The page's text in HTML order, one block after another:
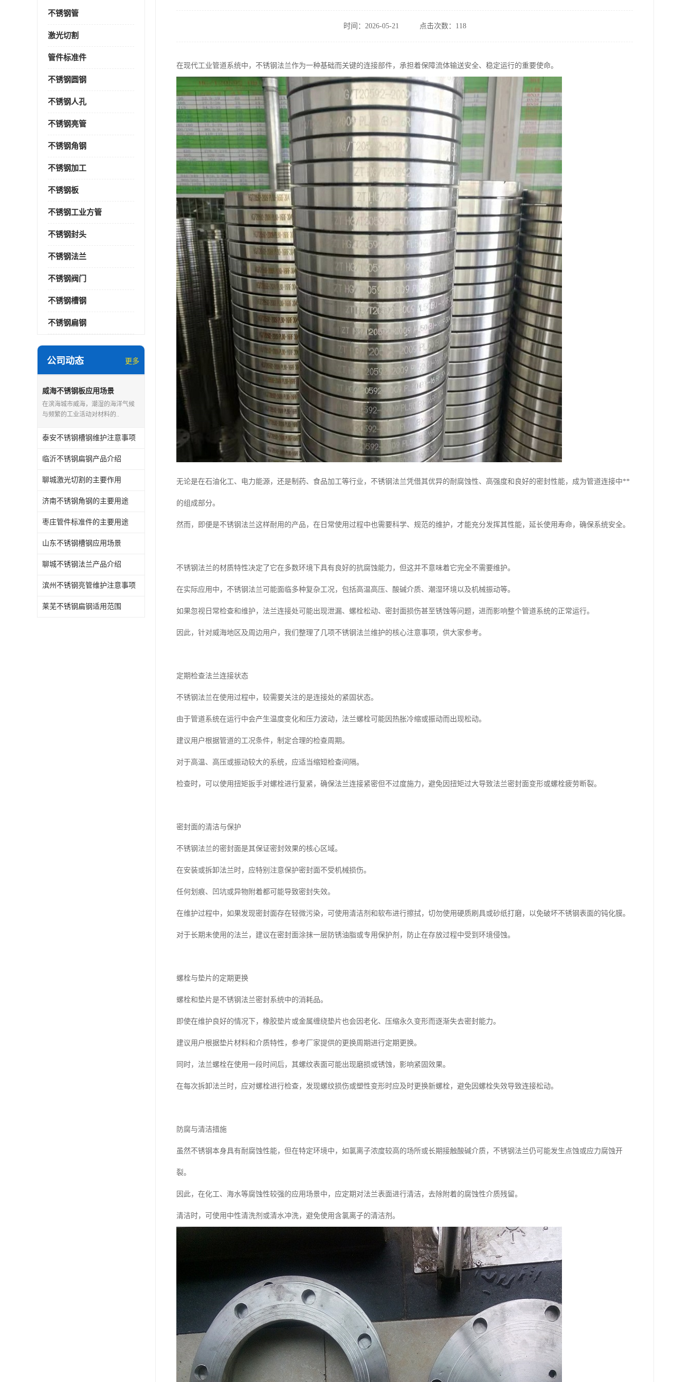
不锈钢管
激光切割
管件标准件
不锈钢圆钢
不锈钢人孔
不锈钢亮管
不锈钢角钢
不锈钢加工
不锈钢板
不锈钢工业方管
不锈钢封头
不锈钢法兰
不锈钢阀门
不锈钢槽钢
不锈钢扁钢
公司动态 更多
威海不锈钢板应用场景
在滨海城市威海，潮湿的海洋气候
与频繁的工业活动对材料的..
泰安不锈钢槽钢维护注意事项
临沂不锈钢扁钢产品介绍
聊城激光切割的主要作用
济南不锈钢角钢的主要用途
枣庄管件标准件的主要用途
山东不锈钢槽钢应用场景
聊城不锈钢法兰产品介绍
滨州不锈钢亮管维护注意事项
莱芜不锈钢扁钢适用范围
时间：2026-05-21 点击次数：118
在现代工业管道系统中，不锈钢法兰作为一种基础而关键的连接部件，承担着保障流体输送安全、稳定运行的重要使命。
无论是在石油化工、电力能源，还是制药、食品加工等行业，不锈钢法兰凭借其优异的耐腐蚀性、高强度和良好的密封性能，成为管道连接中**
的组成部分。
然而，即便是不锈钢法兰这样耐用的产品，在日常使用过程中也需要科学、规范的维护，才能充分发挥其性能，延长使用寿命，确保系统安全。
不锈钢法兰的材质特性决定了它在多数环境下具有良好的抗腐蚀能力，但这并不意味着它完全不需要维护。
在实际应用中，不锈钢法兰可能面临多种复杂工况，包括高温高压、酸碱介质、潮湿环境以及机械振动等。
如果忽视日常检查和维护，法兰连接处可能出现泄漏、螺栓松动、密封面损伤甚至锈蚀等问题，进而影响整个管道系统的正常运行。
因此，针对威海地区及周边用户，我们整理了几项不锈钢法兰维护的核心注意事项，供大家参考。
定期检查法兰连接状态
不锈钢法兰在使用过程中，较需要关注的是连接处的紧固状态。
由于管道系统在运行中会产生温度变化和压力波动，法兰螺栓可能因热胀冷缩或振动而出现松动。
建议用户根据管道的工况条件，制定合理的检查周期。
对于高温、高压或振动较大的系统，应适当缩短检查间隔。
检查时，可以使用扭矩扳手对螺栓进行复紧，确保法兰连接紧密但不过度施力，避免因扭矩过大导致法兰密封面变形或螺栓疲劳断裂。
密封面的清洁与保护
不锈钢法兰的密封面是其保证密封效果的核心区域。
在安装或拆卸法兰时，应特别注意保护密封面不受机械损伤。
任何划痕、凹坑或异物附着都可能导致密封失效。
在维护过程中，如果发现密封面存在轻微污染，可使用清洁剂和软布进行擦拭，切勿使用硬质刷具或砂纸打磨，以免破坏不锈钢表面的钝化膜。
对于长期未使用的法兰，建议在密封面涂抹一层防锈油脂或专用保护剂，防止在存放过程中受到环境侵蚀。
螺栓与垫片的定期更换
螺栓和垫片是不锈钢法兰密封系统中的消耗品。
即使在维护良好的情况下，橡胶垫片或金属缠绕垫片也会因老化、压缩永久变形而逐渐失去密封能力。
建议用户根据垫片材料和介质特性，参考厂家提供的更换周期进行定期更换。
同时，法兰螺栓在使用一段时间后，其螺纹表面可能出现磨损或锈蚀，影响紧固效果。
在每次拆卸法兰时，应对螺栓进行检查，发现螺纹损伤或塑性变形时应及时更换新螺栓，避免因螺栓失效导致连接松动。
防腐与清洁措施
虽然不锈钢本身具有耐腐蚀性能，但在特定环境中，如氯离子浓度较高的场所或长期接触酸碱介质，不锈钢法兰仍可能发生点蚀或应力腐蚀开
裂。
因此，在化工、海水等腐蚀性较强的应用场景中，应定期对法兰表面进行清洁，去除附着的腐蚀性介质残留。
清洁时，可使用中性清洗剂或清水冲洗，避免使用含氯离子的清洁剂。